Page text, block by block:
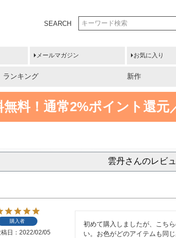
SEARCH
メールマガジン お気に入り
ランキング 新作
料！ 通常2%ポイント還元
雲丹さんのレビ
購入者
日 2022/02/05
初めて購入しましたが、こち
い。お色がどのアイテムも同